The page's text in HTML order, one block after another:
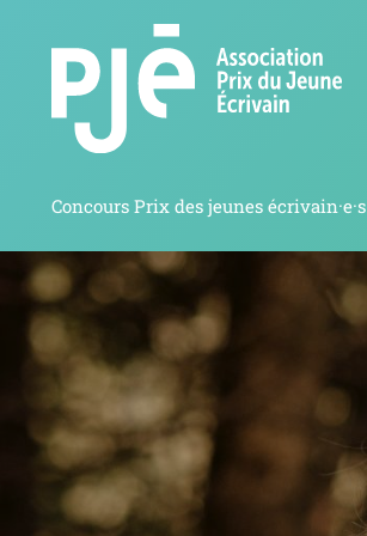
Concours Prix des jeunes écrivain·e·s